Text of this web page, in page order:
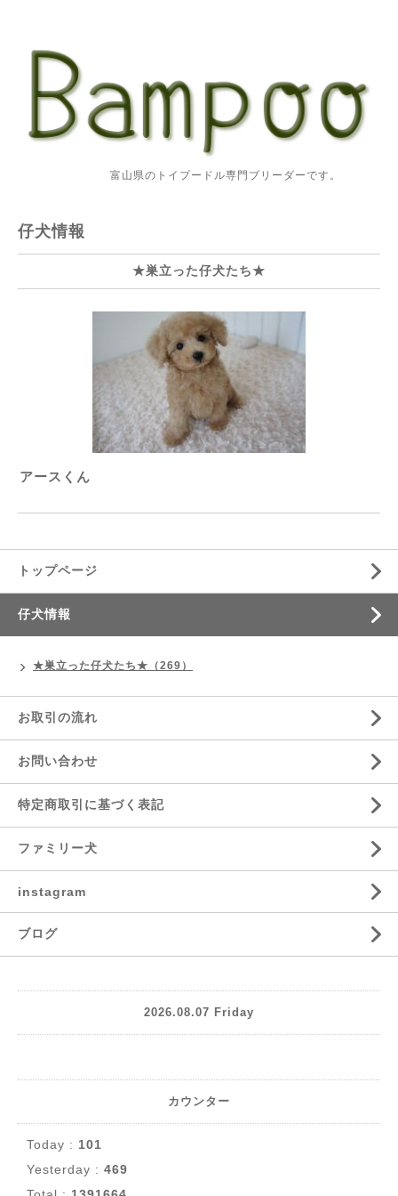
富山県のトイプードル専門ブリーダーです。
仔犬情報
★巣立った仔犬たち★
アースくん
トップページ
仔犬情報
★巣立った仔犬たち★（269）
お取引の流れ
お問い合わせ
特定商取引に基づく表記
ファミリー犬
instagram
ブログ
2026.08.07 Friday
カウンター
Today : 101
Yesterday : 469